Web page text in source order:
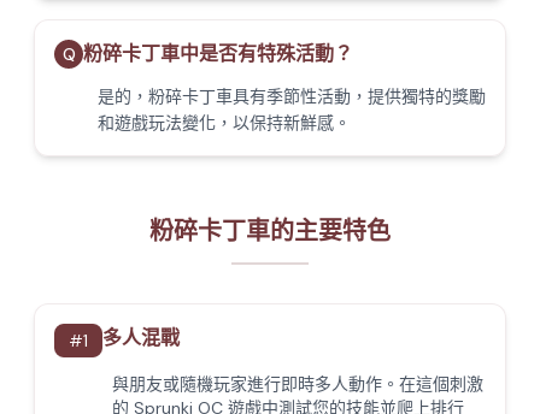
Q 粉碎卡丁車中是否有特殊活動？
是的，粉碎卡丁車具有季節性活動，提供獨特的獎勵
和遊戲玩法變化，以保持新鮮感。
粉碎卡丁車的主要特色
#1 多人混戰
與朋友或隨機玩家進行即時多人動作。在這個刺激
的 Sprunki OC 遊戲中測試您的技能並爬上排行